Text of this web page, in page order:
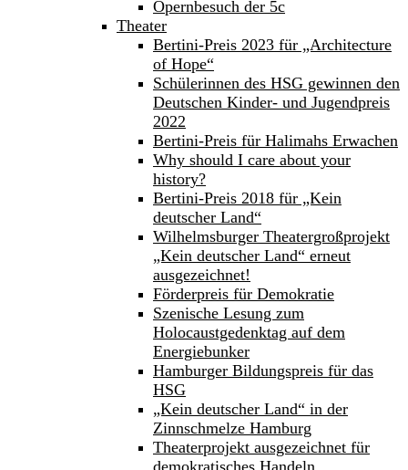
Opernbesuch der 5c
Theater
Bertini-Preis 2023 für „Architecture
of Hope“
Schülerinnen des HSG gewinnen den
Deutschen Kinder- und Jugendpreis
2022
Bertini-Preis für Halimahs Erwachen
Why should I care about your
history?
Bertini-Preis 2018 für „Kein
deutscher Land“
Wilhelmsburger Theatergroßprojekt
„Kein deutscher Land“ erneut
ausgezeichnet!
Förderpreis für Demokratie
Szenische Lesung zum
Holocaustgedenktag auf dem
Energiebunker
Hamburger Bildungspreis für das
HSG
„Kein deutscher Land“ in der
Zinnschmelze Hamburg
Theaterprojekt ausgezeichnet für